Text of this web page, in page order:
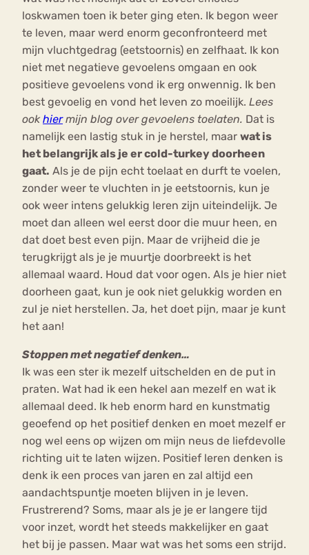
loskwamen toen ik beter ging eten. Ik begon weer
te leven, maar werd enorm geconfronteerd met
mijn vluchtgedrag (eetstoornis) en zelfhaat. Ik kon
niet met negatieve gevoelens omgaan en ook
positieve gevoelens vond ik erg onwennig. Ik ben
best gevoelig en vond het leven zo moeilijk. Lees
ook hiermijn blog over gevoelens toelaten. Dat is
namelijk een lastig stuk in je herstel, maar wat is
het belangrijk als je er cold-turkey doorheen
gaat. Als je de pijn echt toelaat en durft te voelen,
zonder weer te vluchten in je eetstoornis, kun je
ook weer intens gelukkig leren zijn uiteindelijk. Je
moet dan alleen wel eerst door die muur heen, en
dat doet best even pijn. Maar de vrijheid die je
terugkrijgt als je je muurtje doorbreekt is het
allemaal waard. Houd dat voor ogen. Als je hier niet
doorheen gaat, kun je ook niet gelukkig worden en
zul je niet herstellen. Ja, het doet pijn, maar je kunt
het aan!
Stoppen met negatief denken…
Ik was een ster ik mezelf uitschelden en de put in
praten. Wat had ik een hekel aan mezelf en wat ik
allemaal deed. Ik heb enorm hard en kunstmatig
geoefend op het positief denken en moet mezelf er
nog wel eens op wijzen om mijn neus de liefdevolle
richting uit te laten wijzen. Positief leren denken is
denk ik een proces van jaren en zal altijd een
aandachtspuntje moeten blijven in je leven.
Frustrerend? Soms, maar als je je er langere tijd
voor inzet, wordt het steeds makkelijker en gaat
het bij je passen. Maar wat was het soms een strijd.